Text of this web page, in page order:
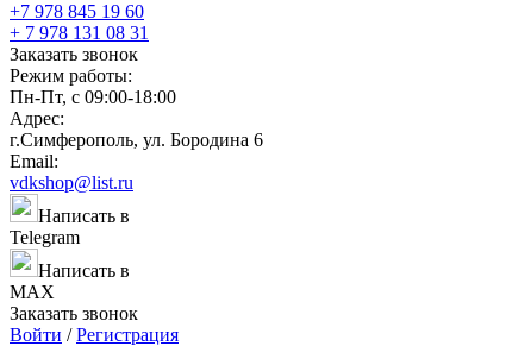
+7 978 845 19 60
+ 7 978 131 08 31
Заказать звонок
Режим работы:
Пн-Пт, с 09:00-18:00
Адрес:
г.Симферополь, ул. Бородина 6
Email:
vdkshop@list.ru
Написать в
Telegram
Написать в
MAX
Заказать звонок
Войти /Регистрация